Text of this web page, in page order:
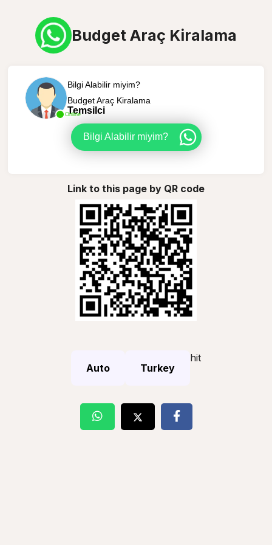
Budget Araç Kiralama
Online
Bilgi Alabilir miyim?
Budget Araç Kiralama
Temsilci
Bilgi Alabilir miyim?
Link to this page by QR code
Auto Turkey
hit